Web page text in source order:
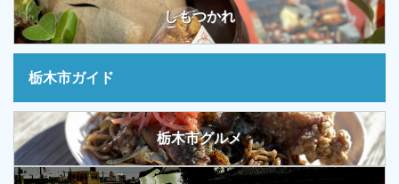
しもつかれ
栃木市ガイド
栃木市グルメ